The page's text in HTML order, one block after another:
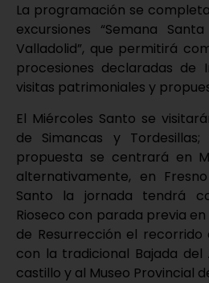
La programación se
excursiones “Semana
Valladolid”, que permitirá
procesiones declaradas de
visitas patrimoniales y
El Miércoles Santo se
de Simancas y
propuesta se centrará en
alternativamente, en
Santo la jornada tendrá
Rioseco con parada previa
de Resurrección el recorrido
con la tradicional Bajada
castillo y al Museo Provincial